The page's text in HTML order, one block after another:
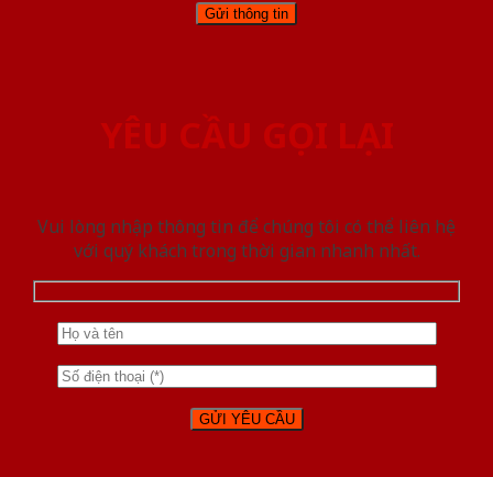
YÊU CẦU GỌI LẠI
Vui lòng nhập thông tin để chúng tôi có thể liên hệ
với quý khách trong thời gian nhanh nhất.